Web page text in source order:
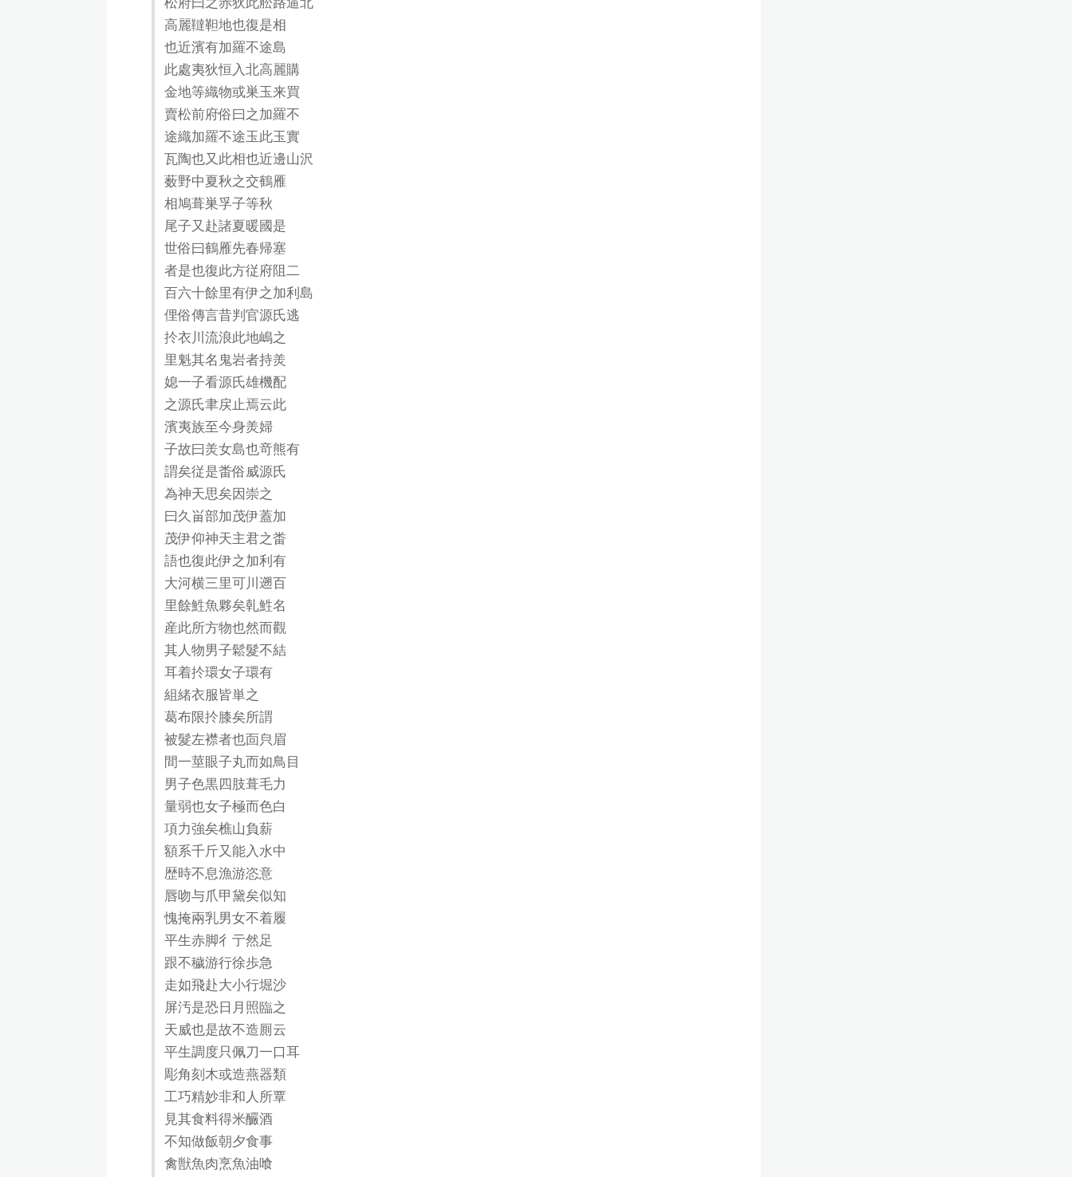
高麗韃靼地也復是相
也近濱有加羅不途島
此處夷狄恒入北高麗購
金地等織物或巣玉来買
賣松前府俗曰之加羅不
途織加羅不途玉此玉實
瓦陶也又此相也近邊山沢
薮野中夏秋之交鶴雁
相鳩葺巣孚子等秋
尾子又赴諸夏暖國是
世俗曰鶴雁先春帰塞
者是也復此方従府阻二
百六十餘里有伊之加利島
俚俗傳言昔判官源氏逃
扵衣川流浪此地嶋之
里魁其名鬼岩者持羙
媳一子看源氏雄機配
之源氏聿戻止焉云此
濱夷族至今身羙婦
子故曰羙女島也竒熊有
謂矣従是畨俗威源氏
為神天思矣因崇之
曰久畄部加茂伊蓋加
茂伊仰神天主君之畨
語也復此伊之加利有
大河横三里可川遡百
里餘鮏魚夥矣乹鮏名
産此所方物也然而觀
其人物男子鬆髮不結
耳着扵環女子環有
組緒衣服皆単之
葛布限扵膝矣所謂
被髮左襟者也靣㒵眉
間一莖眼子丸而如鳥目
男子色黒四肢葺毛力
量弱也女子極而色白
項力強矣樵山負薪
額系千斤又能入水中
歴時不息漁游恣意
唇吻与爪甲黛矣似知
愧掩兩乳男女不着履
平生赤脚彳亍然足
跟不穢游行徐歩急
走如飛赴大小行堀沙
屏汚是恐日月照臨之
天威也是故不造厠云
平生調度只佩刀一口耳
彫角刻木或造燕器類
工巧精妙非和人所覃
見其食料得米釅酒
不知做飯朝夕食事
禽獣魚肉烹魚油喰